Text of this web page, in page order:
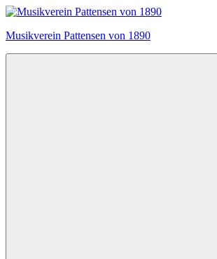
Zum
springen
Musikverein Pattensen von 1890